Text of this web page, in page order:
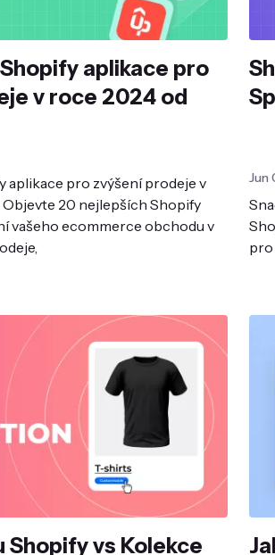
aplikace pro
v roce 2024 od
aplikace pro zvýšení prodeje v
Objevte 20 nejlepších Shopify
vašeho ecommerce obchodu v
Jun
pro
Shopify vs Kolekce